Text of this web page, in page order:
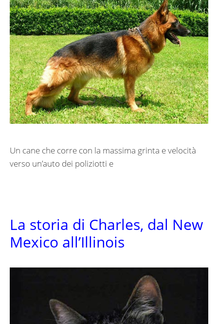
Un cane che corre con la massima grinta e velocità
verso un’auto dei poliziotti e
La storia di Charles, dal New
Mexico all’Illinois